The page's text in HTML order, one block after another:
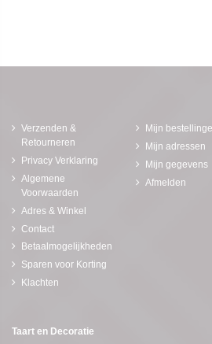
Verzenden &
Retourneren
Privacy Verklaring
Algemene
Voorwaarden
Adres & Winkel
Contact
Betaalmogelijkheden
Sparen voor Korting
Klachten
Mijn
Mijn adressen
Mijn gegevens
Afmelden
Taart en Decoratie